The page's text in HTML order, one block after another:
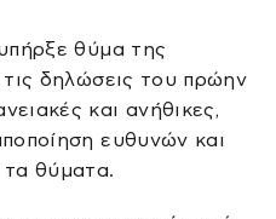
θύμα της
δηλώσεις του πρώην
και ανήθικες,
ευθυνών και
θύματα.